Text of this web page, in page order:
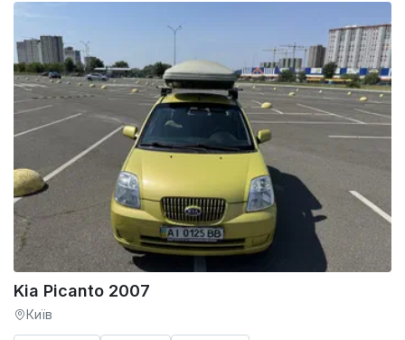
Kia Picanto 2007
Київ